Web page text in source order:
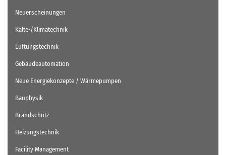
Neuerscheinungen
Kälte-/Klimatechnik
Lüftungstechnik
Gebäudeautomation
Neue Energiekonzepte / Wärmepumpen
Bauphysik
Brandschutz
Heizungstechnik
Facility Management